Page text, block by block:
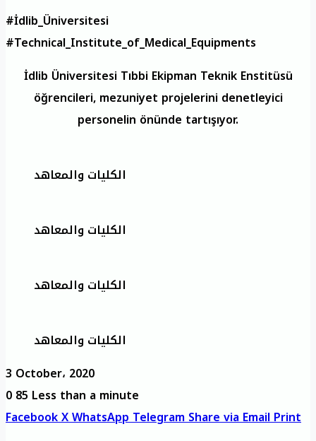
#İdlib_Üniversitesi
#Technical_Institute_of_Medical_Equipments
İdlib Üniversitesi Tıbbi Ekipman Teknik Enstitüsü
öğrencileri, mezuniyet projelerini denetleyici
personelin önünde tartışıyor.
الكليات والمعاهد
الكليات والمعاهد
الكليات والمعاهد
الكليات والمعاهد
3 October، 2020
085 Less than a minute
FacebookXWhatsAppTelegramShare via EmailPrint